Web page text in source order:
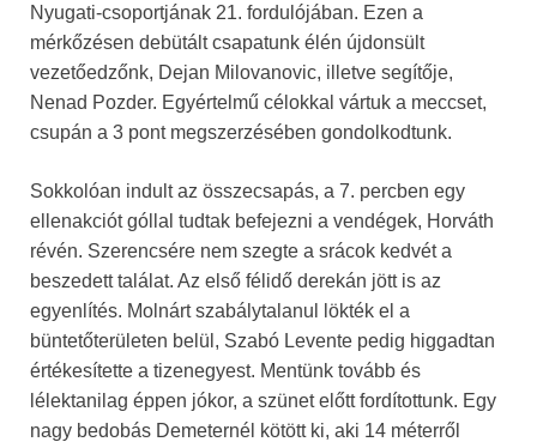
Nyugati-csoportjának 21. fordulójában. Ezen a
mérkőzésen debütált csapatunk élén újdonsült
vezetőedzőnk, Dejan Milovanovic, illetve segítője,
Nenad Pozder. Egyértelmű célokkal vártuk a meccset,
csupán a 3 pont megszerzésében gondolkodtunk.
Sokkolóan indult az összecsapás, a 7. percben egy
ellenakciót góllal tudtak befejezni a vendégek, Horváth
révén. Szerencsére nem szegte a srácok kedvét a
beszedett találat. Az első félidő derekán jött is az
egyenlítés. Molnárt szabálytalanul lökték el a
büntetőterületen belül, Szabó Levente pedig higgadtan
értékesítette a tizenegyest. Mentünk tovább és
lélektanilag éppen jókor, a szünet előtt fordítottunk. Egy
nagy bedobás Demeternél kötött ki, aki 14 méterről